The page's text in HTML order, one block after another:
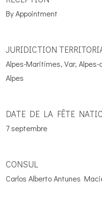
By Appointment
JURIDICTION
Alpes-Maritimes, Var,
Alpes
DATE DE LA FÊTE
7 septembre
CONSUL
Carlos Alberto Antunes